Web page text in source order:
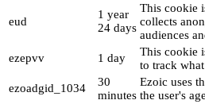
eud
1 year
24 days
This cookie
collects
audiences
ezepvv
1 day
This cookie
to track
ezoadgid_1034
30
minutes
Ezoic uses
the user's